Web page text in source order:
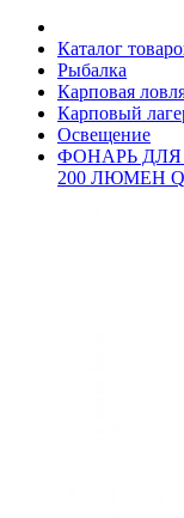
Каталог
Рыбалка
Карповая
Карповый
Освещение
ФОНАРЬ
200 ЛЮМЕН